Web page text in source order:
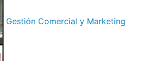
Gestión Comercial y Marketing